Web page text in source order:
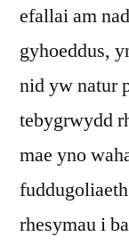
efallai am
gyhoeddus,
nid yw natur
tebygrwydd
mae yno
rhesymau i